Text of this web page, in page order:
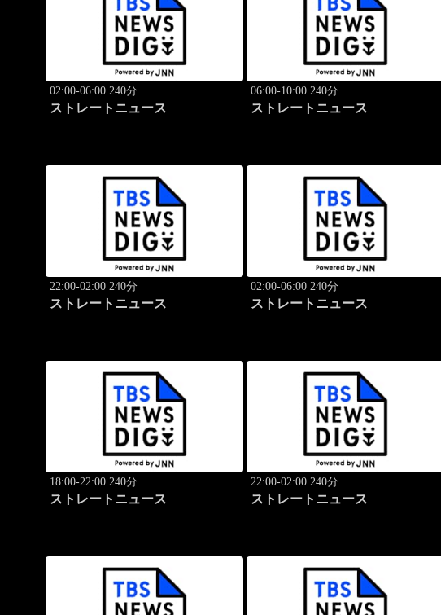
02:00-06:00 240分
ストレートニュース
06:00-10:00 240分
ストレートニュース
22:00-02:00 240分
ストレートニュース
02:00-06:00 240分
ストレートニュース
18:00-22:00 240分
ストレートニュース
22:00-02:00 240分
ストレートニュース